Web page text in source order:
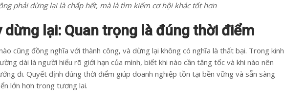
phải dừng lại là chấp hết, mà là tìm kiếm cơ hội khác tốt hơn
dừng lại: Quan trọng là đúng thời điểm
cũng đồng nghĩa với thành công, và dừng lại không có nghĩa là thất bại. Trong kinh
dài là người hiểu rõ giới hạn của mình, biết khi nào cần tăng tốc và khi nào nên
đi. Quyết định đúng thời điểm giúp doanh nghiệp tồn tại bền vững và sẵn sàng
lớn hơn trong tương lai.